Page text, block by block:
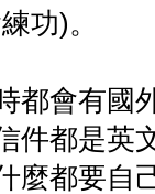
功)。
都會有國
件都是英
麼都要自